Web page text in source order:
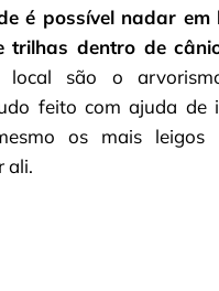
é possível nadar em
trilhas dentro de
local são o
feito com ajuda de
os mais leigos
ali.